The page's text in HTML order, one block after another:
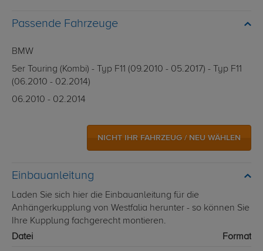
Passende Fahrzeuge
BMW
5er Touring (Kombi) - Typ F11 (09.2010 - 05.2017) - Typ F11
(06.2010 - 02.2014)
06.2010 - 02.2014
NICHT IHR FAHRZEUG / NEU WÄHLEN
Einbauanleitung
Laden Sie sich hier die Einbauanleitung für die
Anhängerkupplung von Westfalia herunter - so können Sie
Ihre Kupplung fachgerecht montieren.
Datei
Format